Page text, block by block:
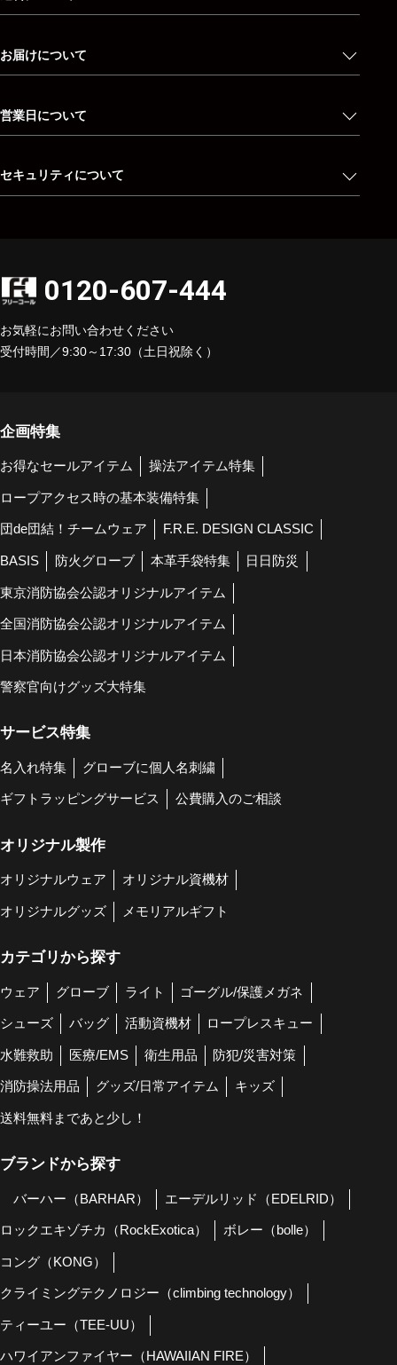
お届けについて
営業日について
セキュリティについて
0120-607-444
お気軽にお問い合わせください
受付時間／9:30～17:30（土日祝除く）
企画特集
お得なセールアイテム 操法アイテム特集
ロープアクセス時の基本装備特集
団de団結！チームウェア F.R.E. DESIGN CLASSIC
BASIS 防火グローブ 本革手袋特集 日日防災
東京消防協会公認オリジナルアイテム
全国消防協会公認オリジナルアイテム
日本消防協会公認オリジナルアイテム
警察官向けグッズ大特集
サービス特集
名入れ特集 グローブに個人名刺繍
ギフトラッピングサービス 公費購入のご相談
オリジナル製作
オリジナルウェア オリジナル資機材
オリジナルグッズ メモリアルギフト
カテゴリから探す
ウェア グローブ ライト ゴーグル/保護メガネ
シューズ バッグ 活動資機材 ロープレスキュー
水難救助 医療/EMS 衛生用品 防犯/災害対策
消防操法用品 グッズ/日常アイテム キッズ
送料無料まであと少し！
ブランドから探す
バーハー（BARHAR） エーデルリッド（EDELRID）
ロックエキゾチカ（RockExotica） ボレー（bolle）
コング（KONG）
クライミングテクノロジー（climbing technology）
ティーユー（TEE-UU）
ハワイアンファイヤー（HAWAIIAN FIRE）